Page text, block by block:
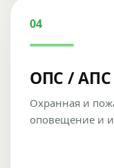
04
ОПС / АПС
Охранная и
оповещение и